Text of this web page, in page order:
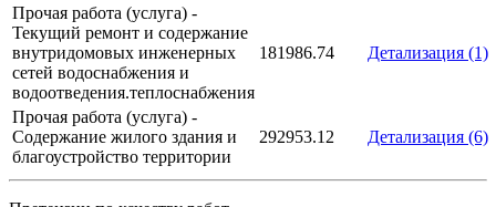
Прочая работа (услуга) -
Текущий ремонт и содержание
внутридомовых инженерных
сетей водоснабжения и
водоотведения.теплоснабжения
181986.74 Детализация (1)
Прочая работа (услуга) -
Содержание жилого здания и
благоустройство территории
292953.12 Детализация (6)